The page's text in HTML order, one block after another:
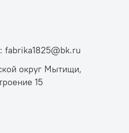
fabrika1825@bk.ru
округ Мытищи,
15